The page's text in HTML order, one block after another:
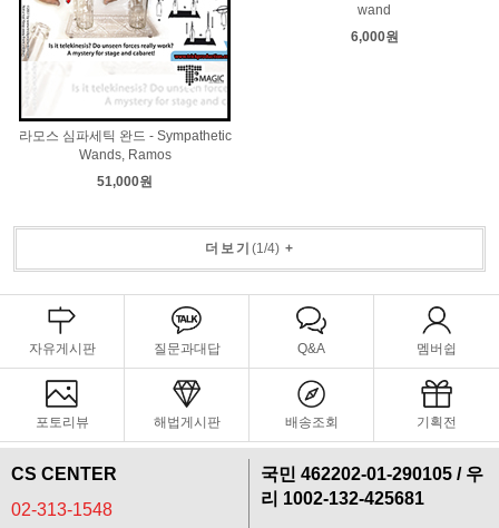
라모스 심파세틱 완드 - Sympathetic
Wands, Ramos
51,000원
wand
6,000원
더보기 (1/4)+
자유게시판 질문과대답 Q&A 멤버쉽
포토리뷰 해법게시판 배송조회 기획전
CS CENTER
02-313-1548
국민 462202-01-290105 / 우
리 1002-132-425681